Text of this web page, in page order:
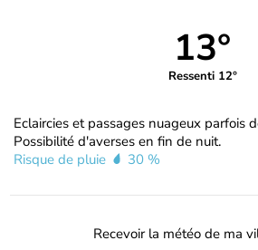
13°
Ressenti 12°
Eclaircies et passages nuageux parfois
Possibilité d'averses en fin de nuit.
Risque de pluie
30 %
Recevoir la météo de ma